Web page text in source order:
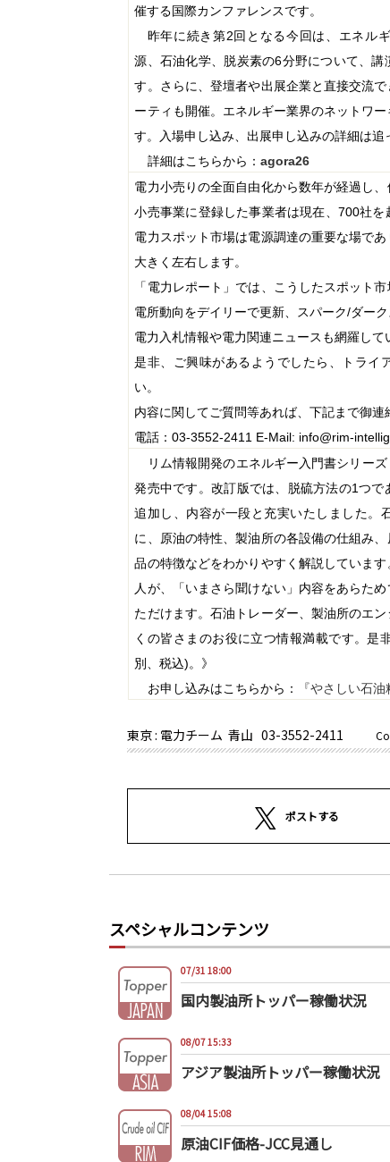
催する国際カンファレンスです。
昨年に続き第2回となる今回は、エネル
源、石油化学、脱炭素の6分野について、講
す。さらに、登壇者や出展企業と直接交流
ーティも開催。エネルギー業界のネットワ
す。入場申し込み、出展申し込みの詳細は追
詳細はこちらから： agora26
電力小売りの全面自由化から数年が経過し
小売事業に登録した事業者は現在、 700社を
電力スポット市場は電源調達の重要な場で
大きく左右します。
「電力レポート」では、こうしたスポット
電所動向をデイリーで更新、スパーク/ダー
電力入札情報や電力関連ニュースも網羅して
是非、ご興味があるようでしたら、トライ
い。
内容に関してご質問等あれば、下記まで御連
電話：03-3552-2411 E-Mail: info@rim-
リム情報開発のエネルギー入門書シリー
発売中です。改訂版では、脱硫方法の1つで
追加し、内容が一段と充実いたしました。
に、原油の特性、製油所の各設備の仕組み
品の特徴などをわかりやすく解説していま
人が、「いまさら聞けない」内容をあらた
ただけます。石油トレーダー、製油所のエ
くの皆さまのお役に立つ情報満載です。是
別、税込)。》
お申し込みはこちらから：
『やさしい石
東京 : 電力チーム 青山 03-3552-2411
ポストする
スペシャルコンテンツ
07/31 18:00
国内製油所トッパー稼働状況
08/07 15:33
アジア製油所トッパー稼働状況
08/04 15:08
原油CIF価格-JCC見通し